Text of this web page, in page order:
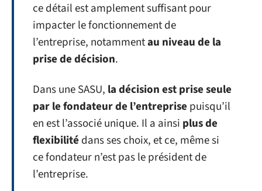
ce détail est amplement suffisant pour
impacter le fonctionnement de
l’entreprise, notammentau niveau de la
prise de décision.
Dans une SASU, la décision est prise seule
par le fondateur de l’entreprise puisqu’il
en est l’associé unique. Il a ainsi plus de
flexibilité dans ses choix, et ce, même si
ce fondateur n’est pas le président de
l’entreprise.